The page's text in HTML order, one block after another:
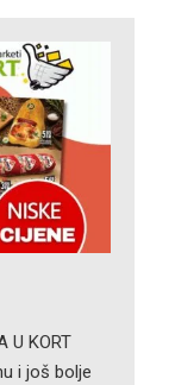
U KORT
i još bolje